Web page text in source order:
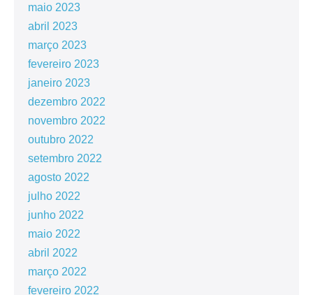
maio 2023
abril 2023
março 2023
fevereiro 2023
janeiro 2023
dezembro 2022
novembro 2022
outubro 2022
setembro 2022
agosto 2022
julho 2022
junho 2022
maio 2022
abril 2022
março 2022
fevereiro 2022